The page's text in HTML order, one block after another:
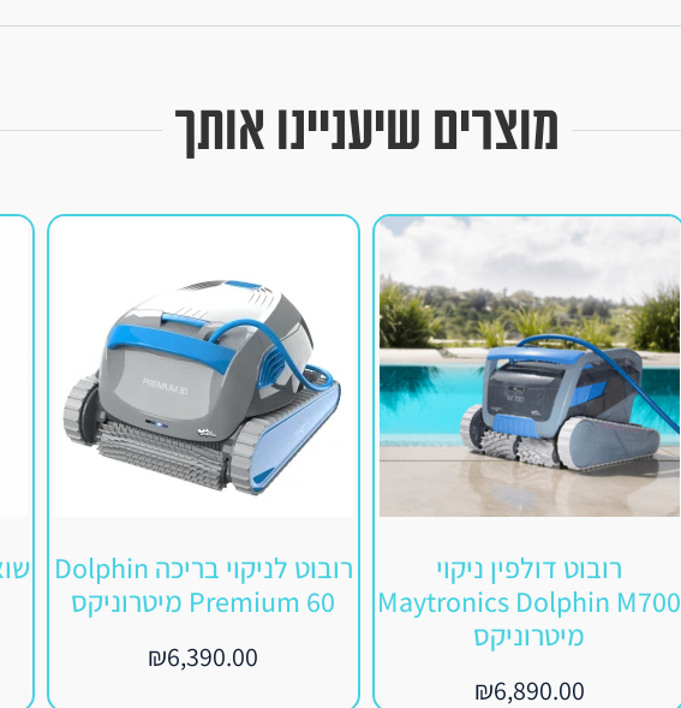
מוצרים שיעניינו אותך
רובוט דולפין ניקוי
Maytronics Dolphin M700
מיטרוניקס
₪6,890.00
רובוט לניקוי בריכה Dolphin
Premium 60 מיטרוניקס
₪6,390.00